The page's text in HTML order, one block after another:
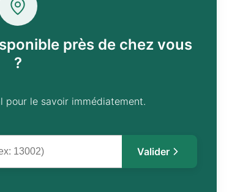
près de chez vous
?
pour le savoir immédiatement.
Valider